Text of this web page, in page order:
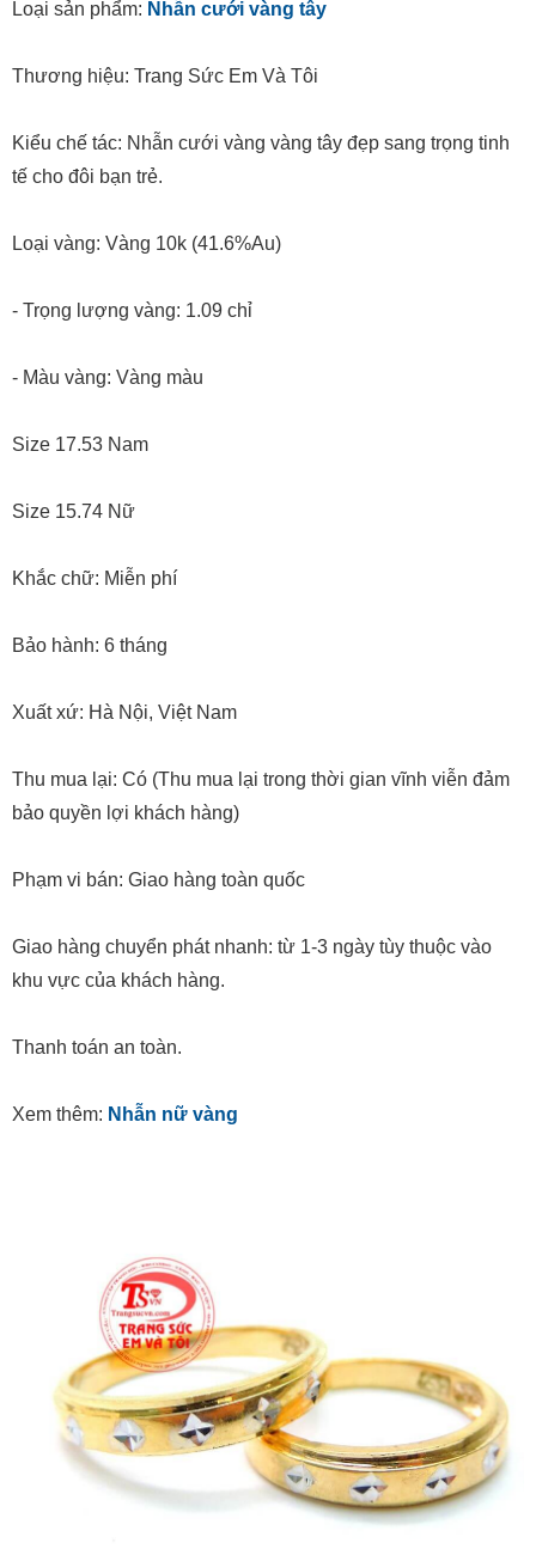
Loại sản phẩm: Nhẫn cưới vàng tây
Thương hiệu: Trang Sức Em Và Tôi
Kiểu chế tác: Nhẫn cưới vàng vàng tây đẹp sang trọng tinh
tế cho đôi bạn trẻ.
Loại vàng: Vàng 10k (41.6%Au)
- Trọng lượng vàng: 1.09 chỉ
- Màu vàng: Vàng màu
Size 17.53 Nam
Size 15.74 Nữ
Khắc chữ: Miễn phí
Bảo hành: 6 tháng
Xuất xứ: Hà Nội, Việt Nam
Thu mua lại: Có (Thu mua lại trong thời gian vĩnh viễn đảm
bảo quyền lợi khách hàng)
Phạm vi bán: Giao hàng toàn quốc
Giao hàng chuyển phát nhanh: từ 1-3 ngày tùy thuộc vào
khu vực của khách hàng.
Thanh toán an toàn.
Xem thêm: Nhẫn nữ vàng